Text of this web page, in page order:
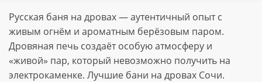
Русская баня на дровах — аутентичный опыт с
живым огнём и ароматным берёзовым паром.
Дровяная печь создаёт особую атмосферу и
«живой» пар, который невозможно получить на
электрокаменке. Лучшие бани на дровах Сочи.